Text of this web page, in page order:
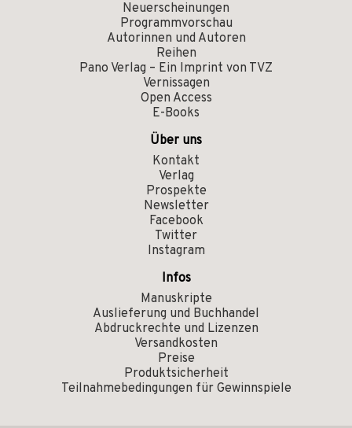
Neuerscheinungen
Programmvorschau
Autorinnen und Autoren
Reihen
Pano Verlag – Ein Imprint von TVZ
Vernissagen
Open Access
E-Books
Über uns
Kontakt
Verlag
Prospekte
Newsletter
Facebook
Twitter
Instagram
Infos
Manuskripte
Auslieferung und Buchhandel
Abdruckrechte und Lizenzen
Versandkosten
Preise
Produktsicherheit
Teilnahmebedingungen für Gewinnspiele